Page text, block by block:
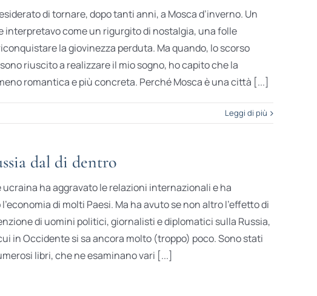
di tornare, dopo tanti anni, a Mosca d’inverno. Un
interpretavo come un rigurgito di nostalgia, una folle
la giovinezza perduta. Ma quando, lo scorso
riuscito a realizzare il mio sogno, ho capito che la
romantica e più concreta. Perché Mosca è una città [...]
Leggi di più
dal di dentro
ucraina ha aggravato le relazioni internazionali e ha
di molti Paesi. Ma ha avuto se non altro l’effetto di
di uomini politici, giornalisti e diplomatici sulla Russia,
in Occidente si sa ancora molto (troppo) poco. Sono stati
libri, che ne esaminano vari [...]